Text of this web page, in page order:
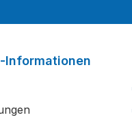
Informationen